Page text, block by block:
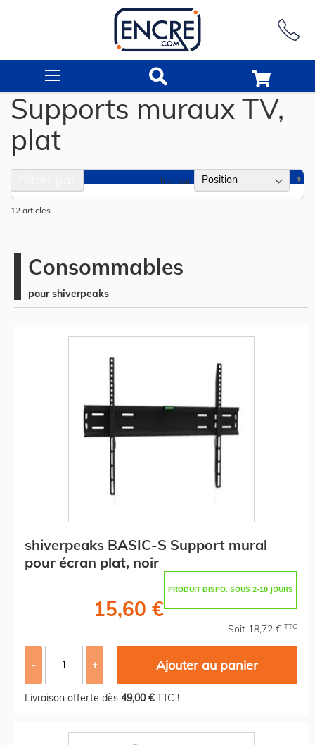
Supports muraux TV,
plat
12 articles
Trier par
Consommables
pour shiverpeaks
shiverpeaks BASIC-S Support mural
pour écran plat, noir
PRODUIT DISPO. SOUS 2-10 JOURS
15,60 €
Soit 18,72 € TTC
- + Ajouter au panier
Livraison offerte dès 49,00 €TTC !